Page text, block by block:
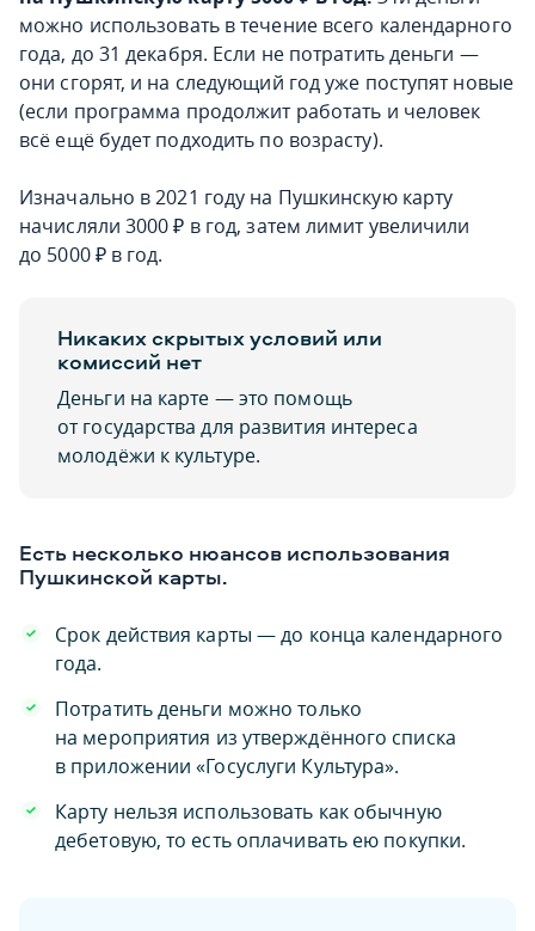
можно использовать в течение всего календарного
года, до 31 декабря. Если не потратить деньги —
они сгорят, и на следующий год уже поступят новые
(если программа продолжит работать и человек
всё ещё будет подходить по возрасту).
Изначально в 2021 году на Пушкинскую карту
начисляли 3000 ₽ в год, затем лимит увеличили
до 5000 ₽ в год.
Никаких скрытых условий или
комиссий нет
Деньги на карте — это помощь
от государства для развития интереса
молодёжи к культуре.
Есть несколько нюансов использования
Пушкинской карты.
Срок действия карты — до конца календарного
года.
Потратить деньги можно только
на мероприятия из утверждённого списка
в приложении «Госуслуги Культура».
Карту нельзя использовать как обычную
дебетовую, то есть оплачивать ею покупки.